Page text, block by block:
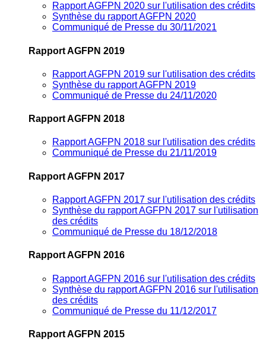
Rapport AGFPN 2020 sur l'utilisation des crédits
Synthèse du rapport AGFPN 2020
Communiqué de Presse du 30/11/2021
Rapport AGFPN 2019
Rapport AGFPN 2019 sur l'utilisation des crédits
Synthèse du rapport AGFPN 2019
Communiqué de Presse du 24/11/2020
Rapport AGFPN 2018
Rapport AGFPN 2018 sur l'utilisation des crédits
Communiqué de Presse du 21/11/2019
Rapport AGFPN 2017
Rapport AGFPN 2017 sur l'utilisation des crédits
Synthèse du rapport AGFPN 2017 sur l'utilisation
des crédits
Communiqué de Presse du 18/12/2018
Rapport AGFPN 2016
Rapport AGFPN 2016 sur l'utilisation des crédits
Synthèse du rapport AGFPN 2016 sur l'utilisation
des crédits
Communiqué de Presse du 11/12/2017
Rapport AGFPN 2015